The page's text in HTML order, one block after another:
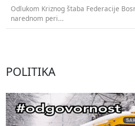
Odlukom Kriznog štaba Federacije
narednom peri...
POLITIKA